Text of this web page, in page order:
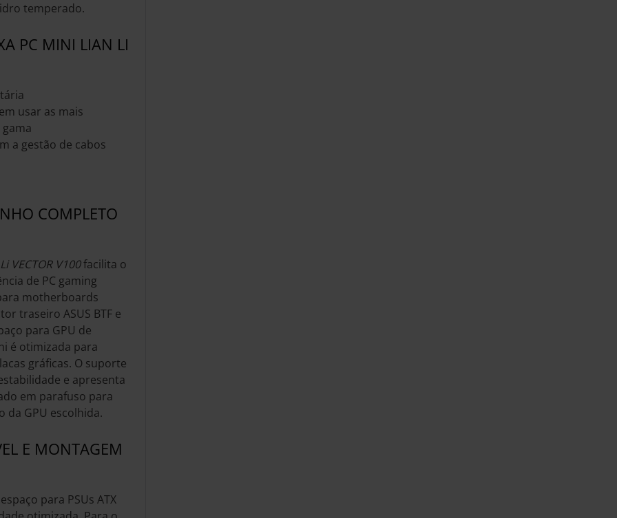
temperado.
PC MINI LIAN LI
usar as mais
a gestão de cabos
COMPLETO
VECTOR V100facilita o
de PC gaming
motherboards
traseiro ASUS BTF e
para GPU de
é otimizada para
gráficas. O suporte
e apresenta
em parafuso para
GPU escolhida.
E MONTAGEM
para PSUs ATX